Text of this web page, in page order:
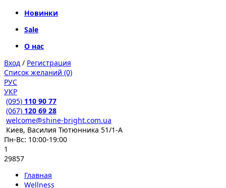
Новинки
Sale
О нас
Вход / Регистрация
Список желаний (0)
РУС
УКР
(095) 110 90 77
(067) 120 69 28
welcome@shine-bright.com.ua
Киев, Василия Тютюнника 51/1-А
Пн-Вс: 10:00-19:00
1
29857
Главная
Wellness